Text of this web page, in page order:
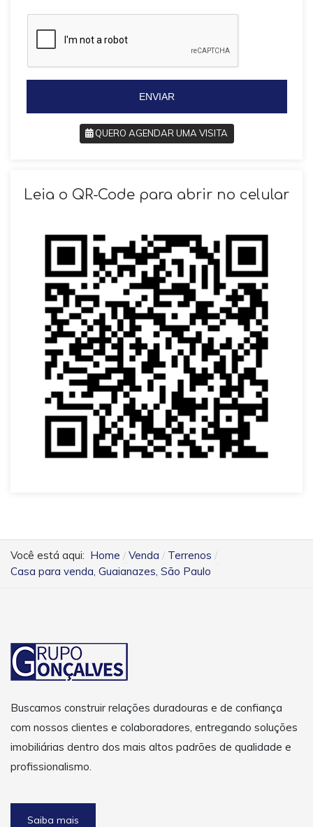
i
5
5
ENVIAR
QUERO AGENDAR UMA VISITA
Leia o QR-Code para abrir no celular
Você está aqui: Home Venda
Terrenos
Casa para venda, Guaianazes, São Paulo
Buscamos construir relações duradouras e de confiança
com nossos clientes e colaboradores, entregando soluções
imobiliárias dentro dos mais altos padrões de qualidade e
profissionalismo.
Saiba mais